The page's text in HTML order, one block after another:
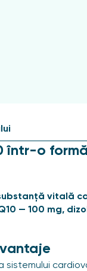
într-o
vitală
— 100 mg,
sistemului